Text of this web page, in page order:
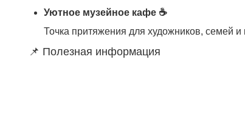
Уютное музейное кафе ☕
Точка притяжения для художников, семей
📌 Полезная информация